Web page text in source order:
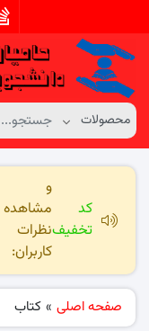
کد
تخفیف
و
مشاهده
نظرات
کاربران:
صفحه اصلی » کتاب